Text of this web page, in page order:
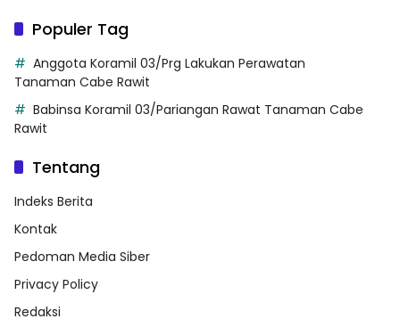
Populer Tag
Anggota Koramil 03/Prg Lakukan Perawatan
Tanaman Cabe Rawit
Babinsa Koramil 03/Pariangan Rawat Tanaman Cabe
Rawit
Tentang
Indeks Berita
Kontak
Pedoman Media Siber
Privacy Policy
Redaksi